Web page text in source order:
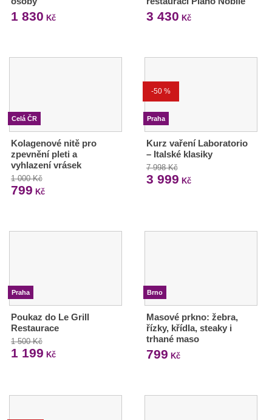
1 830 Kč 3 430 Kč
Celá ČR
Kolagenové nitě pro
zpevnění pleti a
vyhlazení vrásek
1 000 Kč
799 Kč
-50 %
Praha
Kurz vaření Laboratorio
– Italské klasiky
7 998 Kč
3 999 Kč
Praha
Poukaz do Le Grill
Restaurace
1 500 Kč
1 199 Kč
Brno
Masové prkno: žebra,
řízky, křídla, steaky i
trhané maso
799 Kč